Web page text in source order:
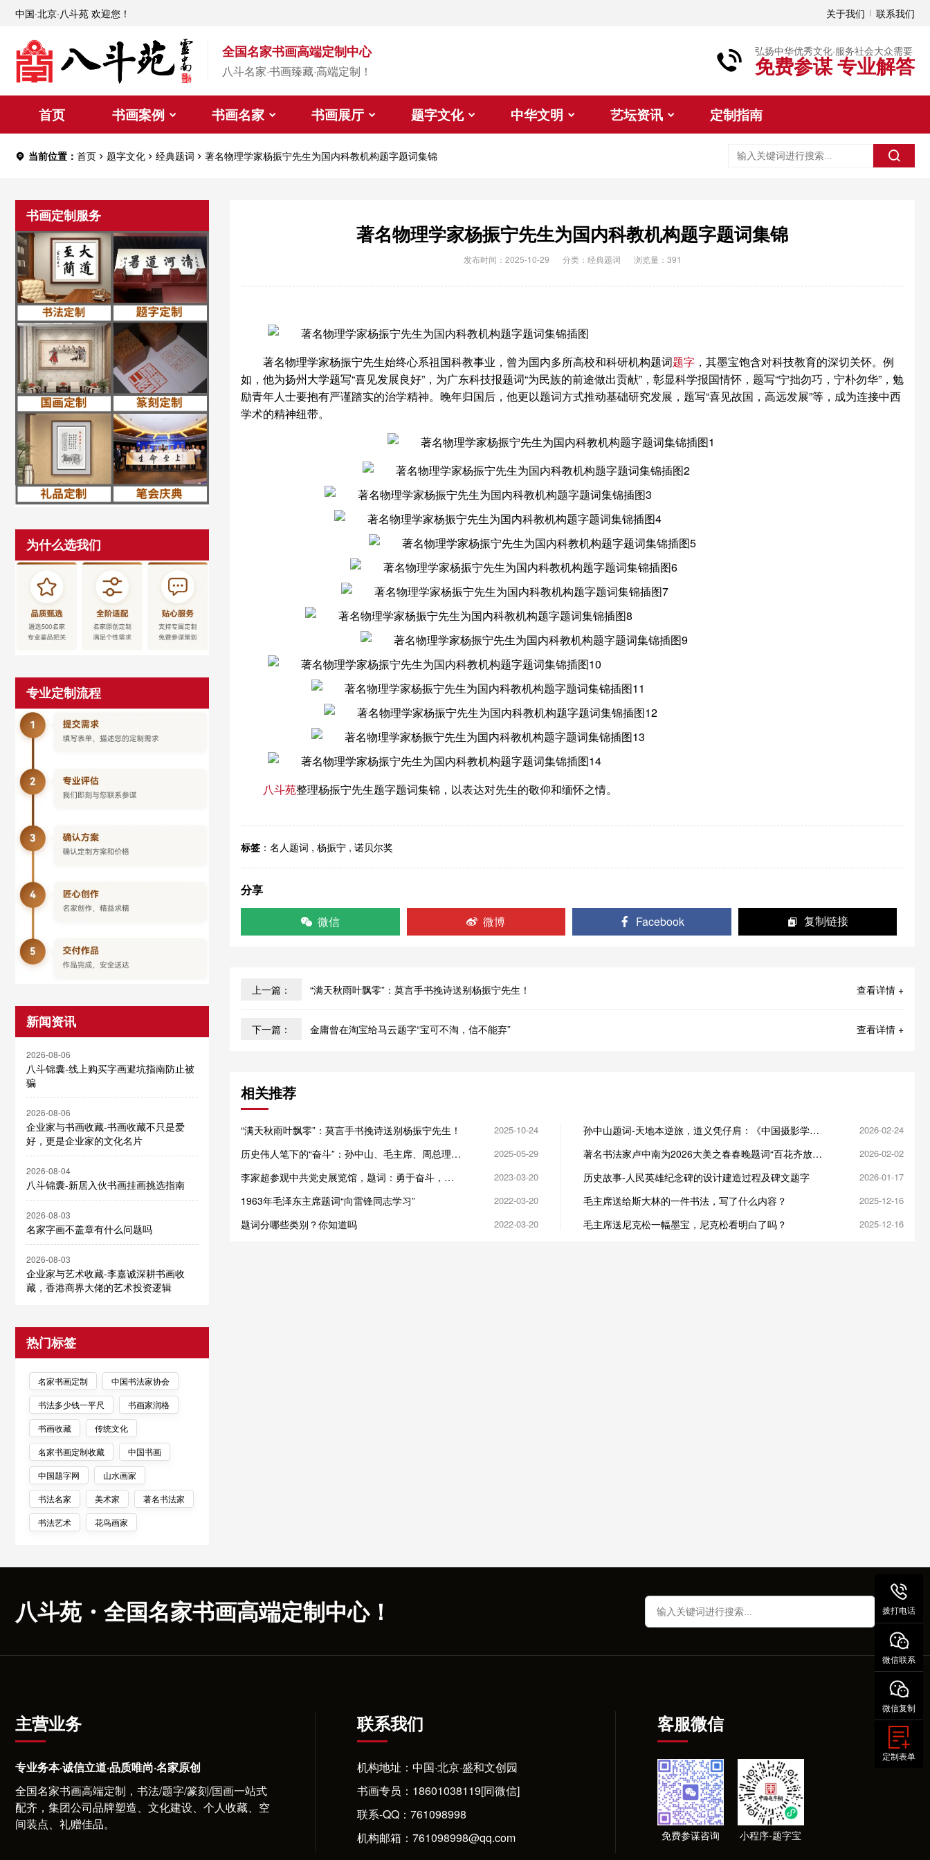
中国·北京·八斗苑 欢迎您！ 关于我们 联系我们
全国名家书画高端定制中心
八斗名家·书画臻藏·高端定制！
弘扬中华优秀文化·服务社会大众需要
免费参谋 专业解答
首页 书画案例 书画名家 书画展厅 题字文化 中华文明 艺坛资讯 定制指南
当前位置： 首页 题字文化 经典题词 著名物理学家杨振宁先生为国内科教机构题字题词集锦
书画定制服务
为什么选我们
专业定制流程
新闻资讯
2026-08-06
八斗锦囊-线上购买字画避坑指南防止被
骗
2026-08-06
企业家与书画收藏-书画收藏不只是爱
好，更是企业家的文化名片
2026-08-04
八斗锦囊-新居入伙书画挂画挑选指南
2026-08-03
名家字画不盖章有什么问题吗
2026-08-03
企业家与艺术收藏-李嘉诚深耕书画收
藏，香港商界大佬的艺术投资逻辑
热门标签
名家书画定制
中国书法家协会
书法多少钱一平尺
书画家润格
书画收藏
传统文化
名家书画定制收藏
中国书画
中国题字网
山水画家
书法名家
美术家
著名书法家
书法艺术
花鸟画家
著名物理学家杨振宁先生为国内科教机构题字题词集锦
发布时间：2025-10-29 分类： 经典题词 浏览量：391
著名物理学家杨振宁先生始终心系祖国科教事业，曾为国内多所高校和科研机构题词题字 ，其墨宝饱含对科技教育的深切关怀。‌例
如，他为扬州大学题写“喜见发展良好”，为广东科技报题词“为民族的前途做出贡献”，彰显科学报国情怀，题写“宁拙勿巧，宁朴勿华”，勉
励青年人士要抱有严谨踏实的治学精神。晚年归国后，他更以题词方式推动基础研究发展，题写“喜见故国，高远发展”等，成为连接中西
学术的精神纽带。
八斗苑整理杨振宁先生题字题词集锦，以表达对先生的敬仰和缅怀之情。
标签 ： 名人题词 , 杨振宁 , 诺贝尔奖
分享
微信
微博 Facebook 复制链接
上一篇： 查看详情 +
“满天秋雨叶飘零”：莫言手书挽诗送别杨振宁先生！
下一篇： 查看详情 +
金庸曾在淘宝给马云题字“宝可不淘，信不能弃”
相关推荐
“满天秋雨叶飘零”：莫言手书挽诗送别杨振宁先生！ 2025-10-24
历史伟人笔下的“奋斗”：孙中山、毛主席、周总理、
2025-05-29
李家超参观中共党史展览馆，题词：勇于奋斗，为
2023-03-20
1963年毛泽东主席题词“向雷锋同志学习” 2022-03-20
题词分哪些类别？你知道吗 2022-03-20
孙中山题词-天地本逆旅，道义凭仔肩：《中国摄影学会
2026-02-24
著名书法家卢中南为2026大美之春春晚题词“百花齐放万
2026-02-02
历史故事-人民英雄纪念碑的设计建造过程及碑文题字 2026-01-17
毛主席送给斯大林的一件书法，写了什么内容？ 2025-12-16
毛主席送尼克松一幅墨宝，尼克松看明白了吗？ 2025-12-16
八斗苑・全国名家书画高端定制中心！
主营业务
专业务本·诚信立道·品质唯尚·名家原创
全国名家书画高端定制，书法/题字/篆刻/国画一站式
配齐，集团公司品牌塑造、文化建设、个人收藏、空
间装点、礼赠佳品。
联系我们
机构地址：中国·北京·盛和文创园
书画专员： 18601038119[同微信]
联系-QQ：761098998
机构邮箱：761098998@qq.com
客服微信
免费参谋咨询 小程序-题字宝
拨打电话
微信联系
微信复制
定制表单